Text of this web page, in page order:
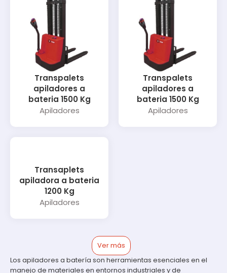
Transpalets
apiladores a
bateria 1500 Kg
Apiladores
Transpalets
apiladores a
bateria 1500 Kg
Apiladores
Transaplets
apiladora a bateria
1200 Kg
Apiladores
Ver más
Los apiladores a batería son herramientas esenciales en el
manejo de materiales en entornos industriales y de